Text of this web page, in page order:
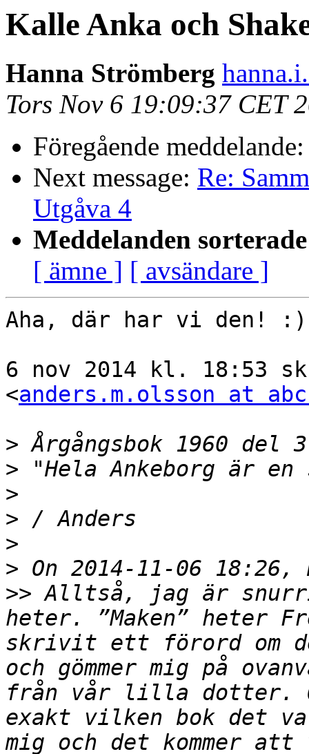
Kalle Anka och
Hanna Strömberg
Tors Nov 6 19:09:37 CET
Föregående
Next message: Re:
Utgåva 4
Meddelanden
[ ämne ] [ avsändare ]
Aha, där har vi den! :)
6 nov 2014 kl. 18:53
<anders.m.olsson at
>
>
>
>
>
>
>> Alltså, jag är
heter. ”Maken” heter
skrivit ett förord om
och gömmer mig på
från vår lilla dotter.
exakt vilken bok det